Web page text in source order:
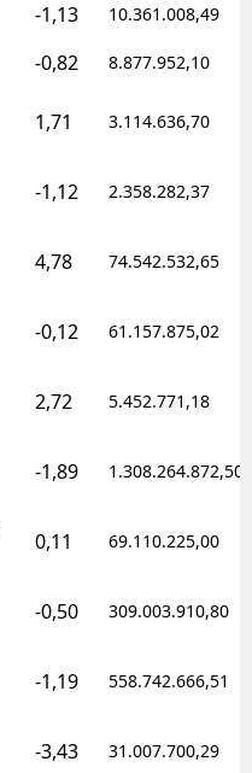
-1,13 10.361.008,49
-0,82 8.877.952,10
1,71 3.114.636,70
-1,12 2.358.282,37
4,78 74.542.532,65
-0,12 61.157.875,02
2,72 5.452.771,18
-1,89 1.308.264.872,50
0,11 69.110.225,00
-0,50 309.003.910,80
-1,19 558.742.666,51
-3,43 31.007.700,29